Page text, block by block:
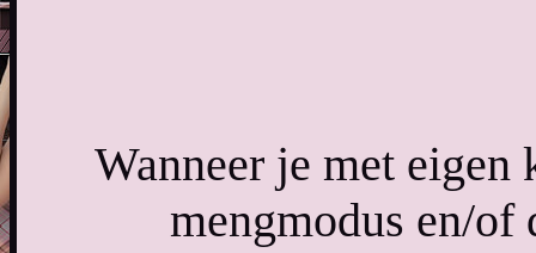
Wanneer je met eigen
mengmodus en/